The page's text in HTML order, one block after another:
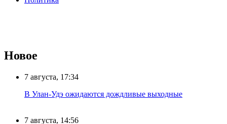
Новое
7 августа, 17:34
В Улан-Удэ ожидаются дождливые выходные
7 августа, 14:56